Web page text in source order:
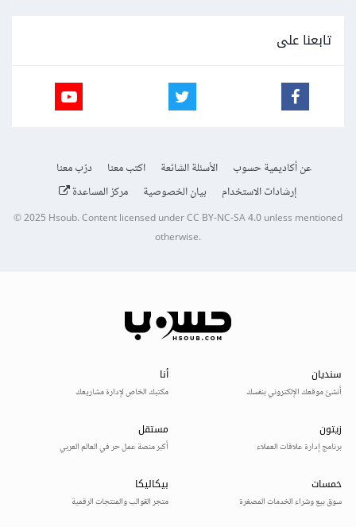
تابعنا على
عن أكاديمية حسوب الأسئلة الشائعة اكتب معنا
درّب معنا
إرشادات الاستخدام
بيان الخصوصية مركز المساعدة
© 2025Hsoub.Content licensed underCC BY-NC-SA 4.0unless mentioned
otherwise.